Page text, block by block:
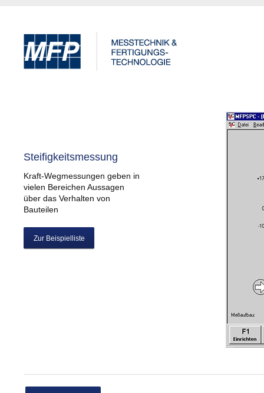
Kraft-Wegmessungen geben in
vielen Bereichen Aussagen
über das Verhalten von
Bauteilen
Zur Beispielliste
Steifigkeitsmessung